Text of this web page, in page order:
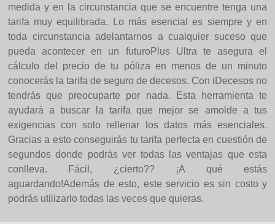
medida y en la circunstancia que se encuentre tenga una
tarifa muy equilibrada. Lo más esencial es siempre y en
toda circunstancia adelantarnos a cualquier suceso que
pueda acontecer en un futuroPlus Ultra te asegura el
cálculo del precio de tu póliza en menos de un minuto
conocerás la tarifa de seguro de decesos. Con iDecesos no
tendrás que preocuparte por nada. Esta herramienta te
ayudará a buscar la tarifa que mejor se amolde a tus
exigencias con solo rellenar los datos más esenciales.
Gracias a esto conseguirás tu tarifa perfecta en cuestión de
segundos donde podrás ver todas las ventajas que esta
conlleva. Fácil, ¿cierto?? ¡A qué estás
aguardando!Además de esto, este servicio es sin costo y
podrás utilizarlo todas las veces que quieras.